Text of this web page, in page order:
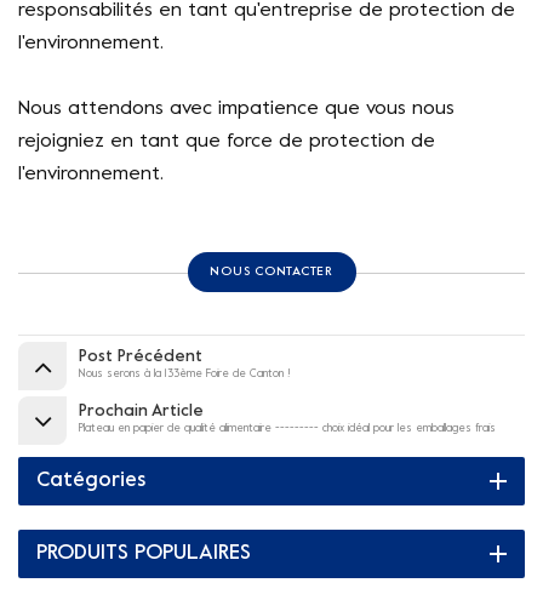
responsabilités en tant qu'entreprise de protection de
l'environnement.
Nous attendons avec impatience que vous nous
rejoigniez en tant que force de protection de
l'environnement.
NOUS CONTACTER
Post Précédent
Nous serons à la 133ème Foire de Canton !
Prochain Article
Plateau en papier de qualité alimentaire --------- choix idéal pour les emballages frais
Catégories
PRODUITS POPULAIRES